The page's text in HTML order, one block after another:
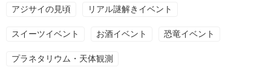
アジサイの見頃 リアル謎解きイベント
スイーツイベント お酒イベント 恐竜イベント
プラネタリウム・天体観測